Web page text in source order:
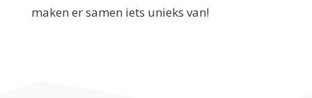
maken er samen iets unieks van!